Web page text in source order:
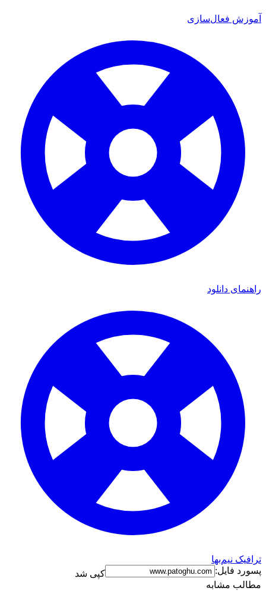
آموزش فعال‌سازی
راهنمای دانلود
ترافیک نیم‌بها
پسورد فایل:
کپی شد
مطالب مشابه